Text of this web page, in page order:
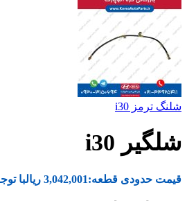
شلنگ ترمز i30
شلگیر i30
قیمت حدودی قطعه:3,042,001 ریالبا